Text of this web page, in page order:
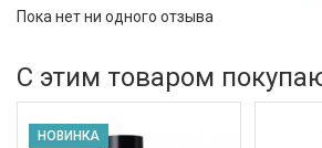
Пока нет ни одного отзыва
С этим товаром
НОВИНКА